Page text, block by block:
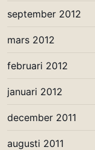
september 2012
mars 2012
februari 2012
januari 2012
december 2011
augusti 2011